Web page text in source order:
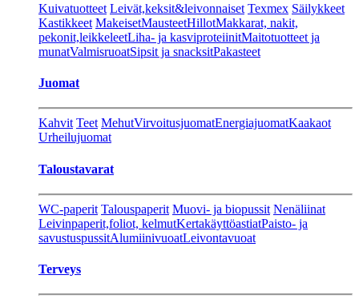
Kuivatuotteet Leivät,keksit&leivonnaiset Texmex Säilykkeet
Kastikkeet MakeisetMausteetHillotMakkarat, nakit,
pekonit,leikkeleetLiha- ja kasviproteiinitMaitotuotteet ja
munatValmisruoatSipsit ja snacksitPakasteet
Juomat
Kahvit Teet MehutVirvoitusjuomatEnergiajuomatKaakaot
Urheilujuomat
Taloustavarat
WC-paperit Talouspaperit Muovi- ja biopussit Nenäliinat
Leivinpaperit,foliot, kelmutKertakäyttöastiatPaisto- ja
savustuspussitAlumiinivuoatLeivontavuoat
Terveys